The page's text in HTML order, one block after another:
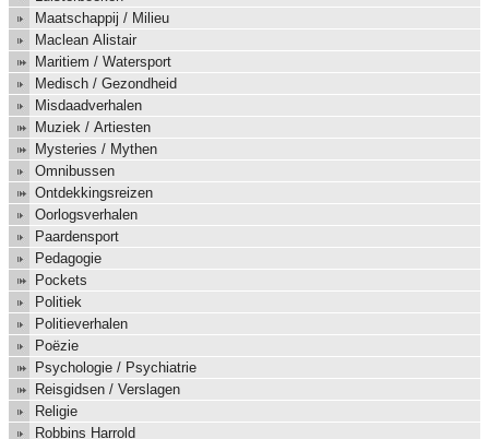
Maatschappij / Milieu
Maclean Alistair
Maritiem / Watersport
Medisch / Gezondheid
Misdaadverhalen
Muziek / Artiesten
Mysteries / Mythen
Omnibussen
Ontdekkingsreizen
Oorlogsverhalen
Paardensport
Pedagogie
Pockets
Politiek
Politieverhalen
Poëzie
Psychologie / Psychiatrie
Reisgidsen / Verslagen
Religie
Robbins Harrold